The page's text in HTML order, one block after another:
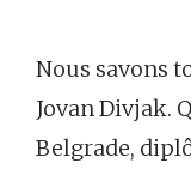
Nous savons
Jovan Divjak.
Belgrade,